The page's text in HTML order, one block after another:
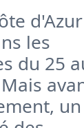
d'Azur
les
du 25
un